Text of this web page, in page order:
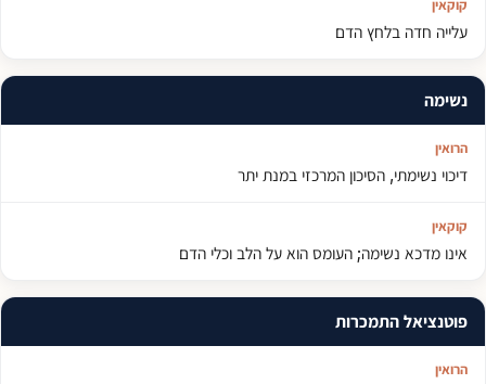
עלייה חדה בלחץ הדם
נשימה
דיכוי נשימתי, הסיכון המרכזי במנת יתר
אינו מדכא נשימה; העומס הוא על הלב וכלי הדם
פוטנציאל התמכרות